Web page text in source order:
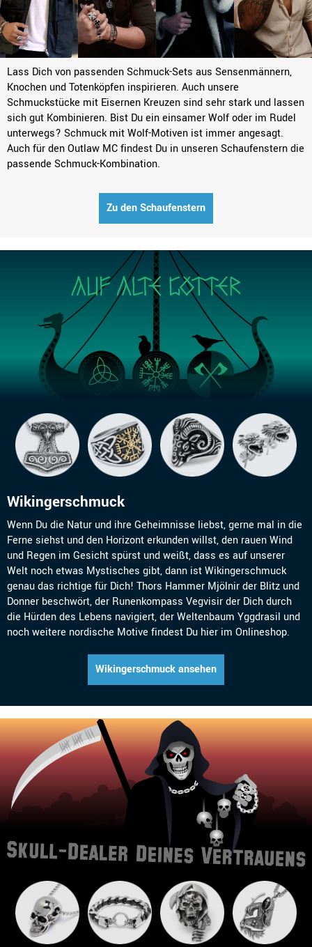
Lass Dich von passenden Schmuck-Sets aus Sensenmännern,
Knochen und Totenköpfen inspirieren. Auch unsere
Schmuckstücke mit Eisernen Kreuzen sind sehr stark und lassen
sich gut Kombinieren. Bist Du ein einsamer Wolf oder im Rudel
unterwegs? Schmuck mit Wolf-Motiven ist immer angesagt.
Auch für den Outlaw MC findest Du in unseren Schaufenstern die
passende Schmuck-Kombination.
Zu den Schaufenstern
Wikingerschmuck
Wenn Du die Natur und ihre Geheimnisse liebst, gerne mal in die
Ferne siehst und den Horizont erkunden willst, den rauen Wind
und Regen im Gesicht spürst und weißt, dass es auf unserer
Welt noch etwas Mystisches gibt, dann ist Wikingerschmuck
genau das richtige für Dich! Thors Hammer Mjölnir der Blitz und
Donner beschwört, der Runenkompass Vegvisir der Dich durch
die Hürden des Lebens navigiert, der Weltenbaum Yggdrasil und
noch weitere nordische Motive findest Du hier im Onlineshop.
Wikingerschmuck ansehen